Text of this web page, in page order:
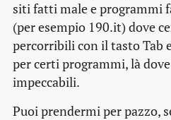
siti fatti male e programmi
(per esempio 190.it) dove
percorribili con il tasto Tab
per certi programmi, là
impeccabili.
Puoi prendermi per pazzo,